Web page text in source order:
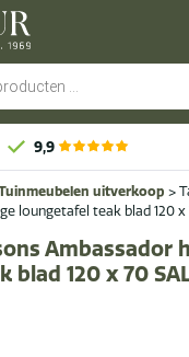
9,9
uitverkoop >
loungetafel teak blad 120 x
Ambassador
blad 120 x 70